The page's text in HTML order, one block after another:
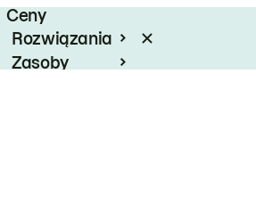
Ceny
Rozwiązania
Zasoby